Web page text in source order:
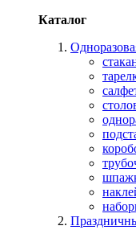
Каталог